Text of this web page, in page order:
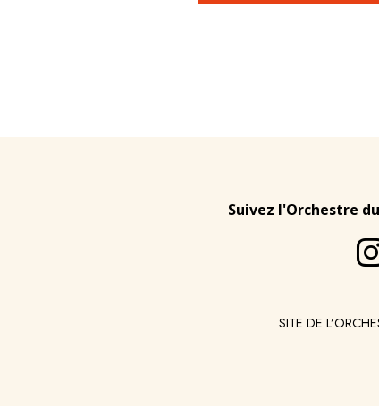
Suivez l'Orchestre
SITE DE